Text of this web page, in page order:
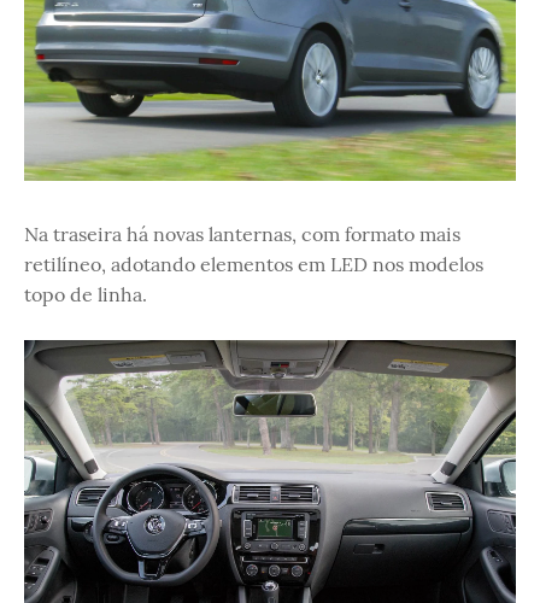
Na traseira há novas lanternas, com formato mais
retilíneo, adotando elementos em LED nos modelos
topo de linha.